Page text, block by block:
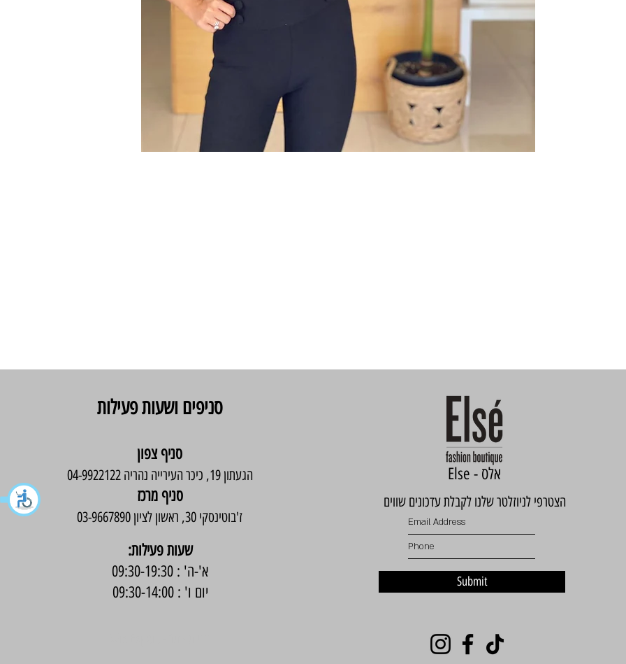
סניפים ושעות פעילות
סניף צפון
הגעתון 19, כיכר העירייה נהריה 04-9922122
סניף מרכז
ז'בוטינסקי 30, ראשון לציון 03-9667890
:שעות פעילות
א'-ה' : 09:30-19:30
יום ו' : 09:30-14:00
Else - אלס
הצטרפי לניוזלטר שלנו לקבלת עדכונים שווים
Submit